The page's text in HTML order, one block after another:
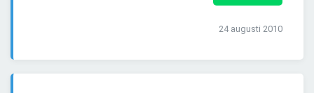
24 augusti 2010